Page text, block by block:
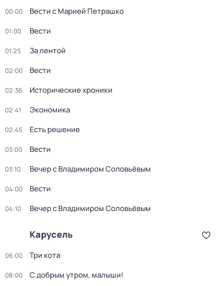
00:00 Вести с Марией Петрашко
01:00 Вести
01:25 За лентой
02:00 Вести
02:36 Исторические хроники
02:41 Экономика
02:45 Есть решение
03:00 Вести
03:10 Вечер с Владимиром Соловьёвым
04:00 Вести
04:10 Вечер с Владимиром Соловьёвым
Карусель
06:00 Три кота
08:00 С добрым утром, малыши!